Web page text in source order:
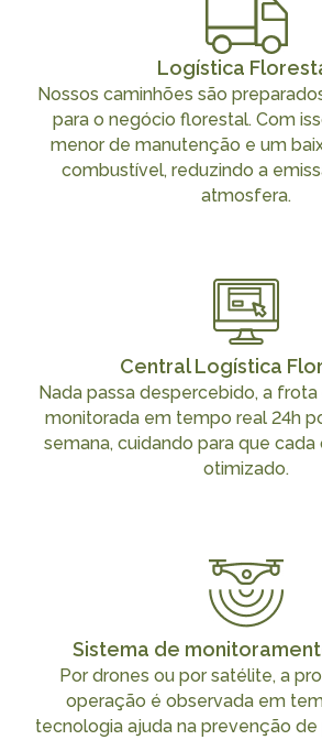
Logística
Nossos caminhões são
para o negócio florestal. Com
menor de manutenção e um
combustível, reduzindo a
atmosfera.
Central Logística
Nada passa despercebido, a
monitorada em tempo real 24h
semana, cuidando para que
otimizado.
Sistema de
Por drones ou por satélite, a
operação é observada em
tecnologia ajuda na prevenção de